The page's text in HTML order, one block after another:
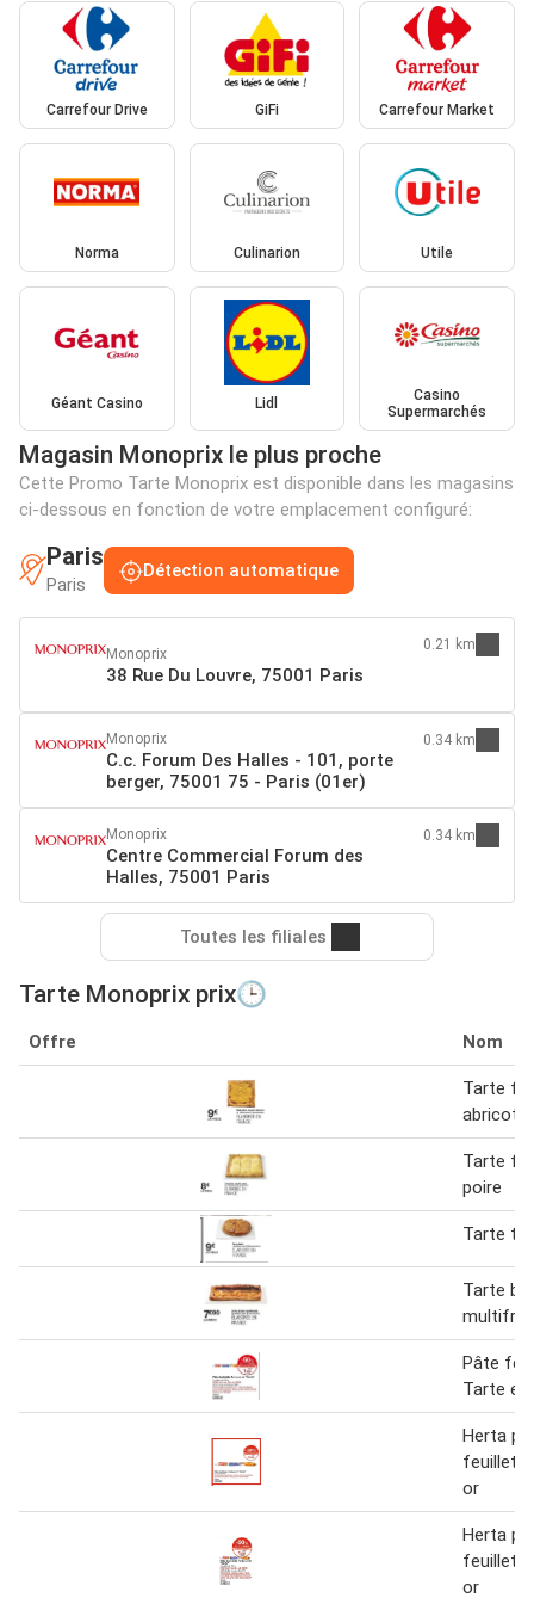
Carrefour Drive GiFi Carrefour Market
Norma Culinarion Utile
Géant Casino Lidl
Casino
Supermarchés
Magasin Monoprix le plus proche
Cette Promo Tarte Monoprix est disponible dans les magasins
ci-dessous en fonction de votre emplacement configuré:
Paris
Paris
Détection automatique
Monoprix
38 Rue Du Louvre, 75001 Paris
0.21 km
Monoprix
C.c. Forum Des Halles - 101, porte
berger, 75001 75 - Paris (01er)
0.34 km
Monoprix
Centre Commercial Forum des
Halles, 75001 Paris
0.34 km
Toutes les filiales
Tarte Monoprix prix🕒
Offre Nom
Tarte
abricot
Tarte
poire
Tarte
Tarte
Pâte
Tarte
Herta
or
Herta
or